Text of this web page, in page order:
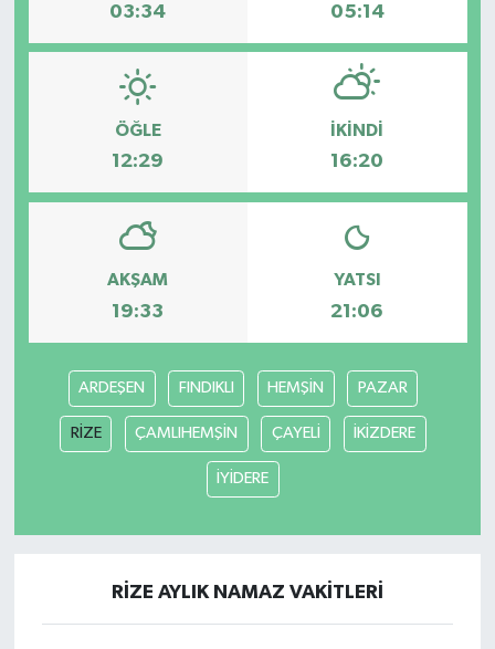
03:34 05:14
ÖĞLE
12:29
İKINDI
16:20
AKŞAM
19:33
YATSI
21:06
ARDEŞEN FINDIKLI HEMŞİN PAZAR
RİZE ÇAMLIHEMŞİN ÇAYELİ İKİZDERE
İYİDERE
RİZE AYLIK NAMAZ VAKITLERI